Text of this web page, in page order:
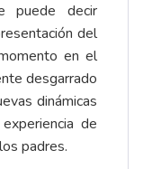
puede decir
del
en el
desgarrado
dinámicas
de
padres.